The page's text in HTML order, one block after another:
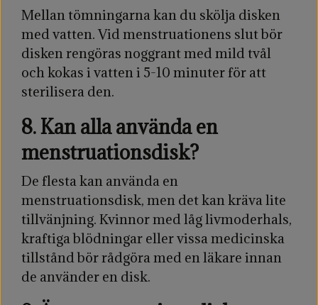
Mellan tömningarna kan du skölja disken
med vatten. Vid menstruationens slut bör
disken rengöras noggrant med mild tvål
och kokas i vatten i 5-10 minuter för att
sterilisera den.
8. Kan alla använda en
menstruationsdisk?
De flesta kan använda en
menstruationsdisk, men det kan kräva lite
tillvänjning. Kvinnor med låg livmoderhals,
kraftiga blödningar eller vissa medicinska
tillstånd bör rådgöra med en läkare innan
de använder en disk.